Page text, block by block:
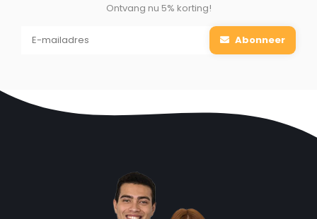
Heel eenvoudig in elkaar te zetten:
Om het in elkaar zetten
montagegereedschap. Duurt ongeveer 5 min om de stoel te
Ontvang nu 5% korting!
Abonneer